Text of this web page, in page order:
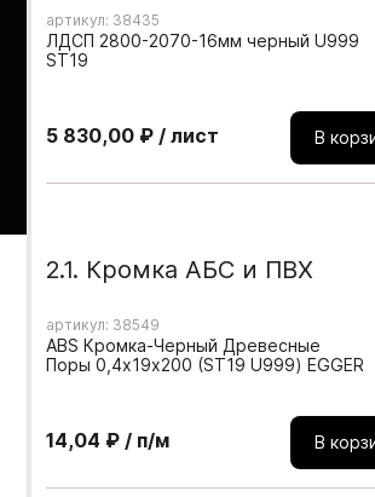
Мебельные образцы, каталоги
артикул: 38435
ЛДСП 2800-2070-16мм черный U999
ST19
5 830,00 ₽ / лист В
2.1. Кромка АБС и ПВХ
артикул: 38549
ABS Кромка-Черный Древесные
Поры 0,4х19х200 (ST19 U999) EGGER
14,04 ₽ / п/м В